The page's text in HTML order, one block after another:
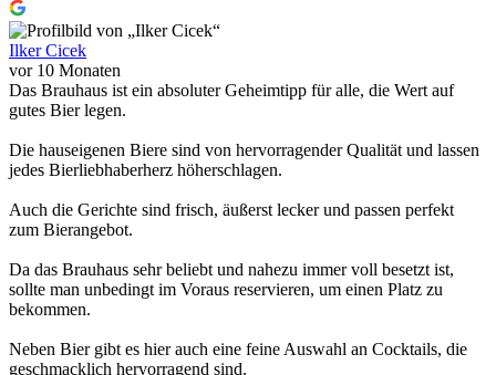
Ilker Cicek
vor 10 Monaten
Das Brauhaus ist ein absoluter Geheimtipp für alle, die Wert auf
gutes Bier legen.
Die hauseigenen Biere sind von hervorragender Qualität und lassen
jedes Bierliebhaberherz höherschlagen.
Auch die Gerichte sind frisch, äußerst lecker und passen perfekt
zum Bierangebot.
Da das Brauhaus sehr beliebt und nahezu immer voll besetzt ist,
sollte man unbedingt im Voraus reservieren, um einen Platz zu
bekommen.
Neben Bier gibt es hier auch eine feine Auswahl an Cocktails, die
geschmacklich hervorragend sind.